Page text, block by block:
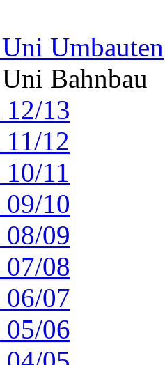
Umbauten
Bahnbau
12/13
11/12
11
09/10
08/09
07/08
06/07
05/06